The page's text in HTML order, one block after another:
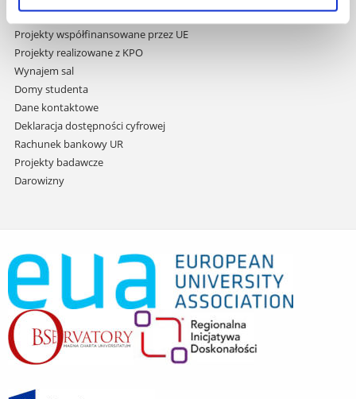
Fundusze strukturalne
Projekty współfinansowane przez UE
Projekty realizowane z KPO
Wynajem sal
Domy studenta
Dane kontaktowe
Deklaracja dostępności cyfrowej
Rachunek bankowy UR
Projekty badawcze
Darowizny